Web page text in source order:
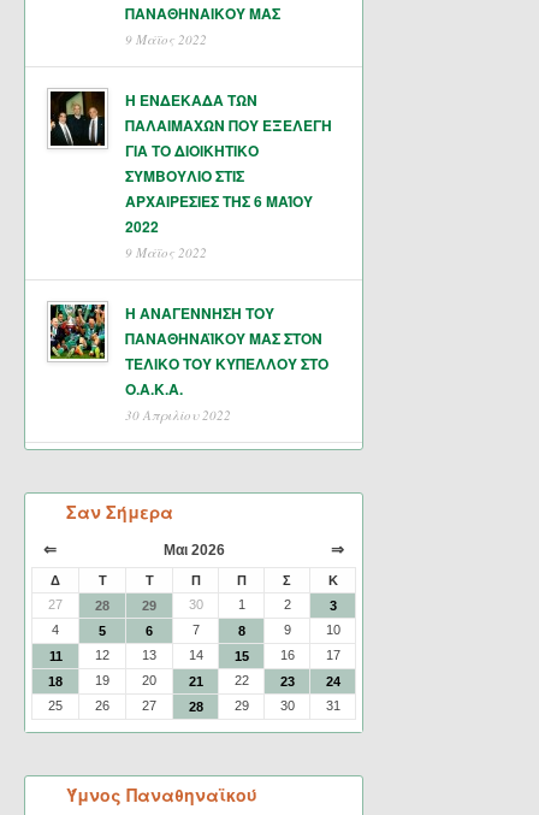
ΠΑΝΑΘΗΝΑΙΚΟΥ ΜΑΣ
9 Μάϊος 2022
Η ΕΝΔΕΚΑΔΑ ΤΩΝ
ΠΑΛΑΙΜΑΧΩΝ ΠΟΥ ΕΞΕΛΕΓΗ
ΓΙΑ ΤΟ ΔΙΟΙΚΗΤΙΚΟ
ΣΥΜΒΟΥΛΙΟ ΣΤΙΣ
ΑΡΧΑΙΡΕΣΙΕΣ ΤΗΣ 6 ΜΑΊΟΥ
2022
9 Μάϊος 2022
Η ΑΝΑΓΕΝΝΗΣΗ ΤΟΥ
ΠΑΝΑΘΗΝΑΪΚΟΥ ΜΑΣ ΣΤΟΝ
ΤΕΛΙΚΟ ΤΟΥ ΚΥΠΕΛΛΟΥ ΣΤΟ
Ο.Α.Κ.Α.
30 Απριλίου 2022
Σαν Σήμερα
⇐ Μαι 2026 ⇒
Δ Τ Τ Π Π Σ
Κ
27
28 29 30 1 2
3
4
5 6 7 8 9
10
11
12 13 14 15 16
17
18
19 20 21 22 23
24
25
26 27 28 29 30 31
Ύμνος Παναθηναϊκού